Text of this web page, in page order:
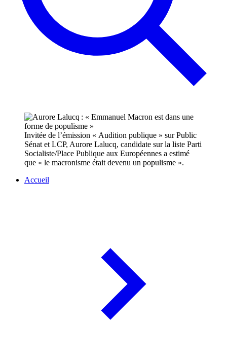
Invitée de l’émission « Audition publique » sur Public
Sénat et LCP, Aurore Lalucq, candidate sur la liste Parti
Socialiste/Place Publique aux Européennes a estimé
que « le macronisme était devenu un populisme ».
Accueil